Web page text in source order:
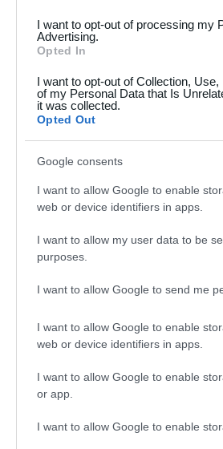
not limited to your visit or
your data for below
consent section.
I want to opt-out of processing my
Advertising.
Opted In
I want to opt-out of Collection,
of my Personal Data that Is
it was collected.
Opted Out
Google consents
I want to allow Google to enable
web or device identifiers in apps.
I want to allow my user data to be
purposes.
I want to allow Google to send me
I want to allow Google to enable
web or device identifiers in apps.
I want to allow Google to enable
or app.
I want to allow Google to enable